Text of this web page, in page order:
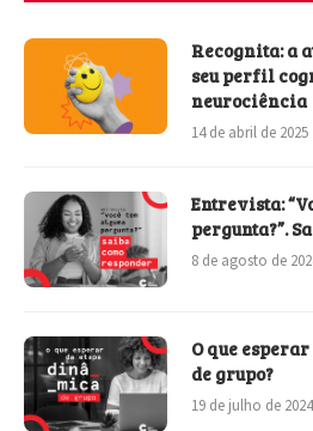
Recognita: a
seu perfil
neurociência
14 de abril de 2025
Entrevista:
pergunta?”.
8 de agosto de
O que
de grupo?
19 de julho de 2024